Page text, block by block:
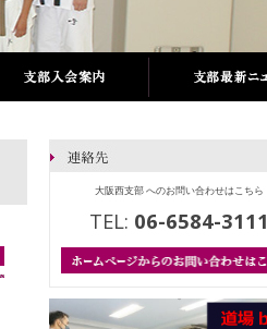
大阪西支部 へのお問い合わせはこちら
TEL: 06-6584-3111